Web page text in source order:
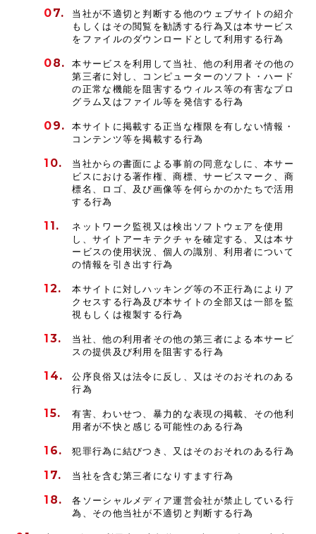
当社が不適切と判断する他のウェブサイトの紹介
もしくはその閲覧を勧誘する行為又は本サービス
をファイルのダウンロードとして利用する行為
本サービスを利用して当社、他の利用者その他の
第三者に対し、コンピューターのソフト・ハード
の正常な機能を阻害するウィルス等の有害なプロ
グラム又はファイル等を発信する行為
本サイトに掲載する正当な権限を有しない情報・
コンテンツ等を掲載する行為
当社からの書面による事前の同意なしに、本サー
ビスにおける著作権、商標、サービスマーク、商
標名、ロゴ、及び画像等を何らかのかたちで活用
する行為
ネットワーク監視又は検出ソフトウェアを使用
し、サイトアーキテクチャを確定する、又は本サ
ービスの使用状況、個人の識別、利用者について
の情報を引き出す行為
本サイトに対しハッキング等の不正行為によりア
クセスする行為及び本サイトの全部又は一部を監
視もしくは複製する行為
当社、他の利用者その他の第三者による本サービ
スの提供及び利用を阻害する行為
公序良俗又は法令に反し、又はそのおそれのある
行為
有害、わいせつ、暴力的な表現の掲載、その他利
用者が不快と感じる可能性のある行為
犯罪行為に結びつき、又はそのおそれのある行為
当社を含む第三者になりすます行為
各ソーシャルメディア運営会社が禁止している行
為、その他当社が不適切と判断する行為